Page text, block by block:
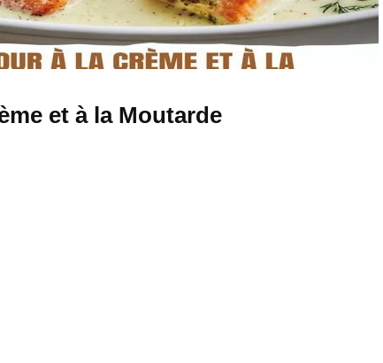
et à la Moutarde